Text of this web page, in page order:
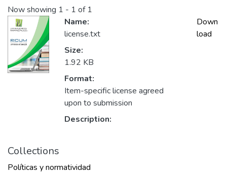
Now showing 1 - 1 of 1
Name:
license.txt
Size:
1.92 KB
Format:
Item-specific license agreed
upon to submission
Description:
Down
load
Collections
Políticas y normatividad